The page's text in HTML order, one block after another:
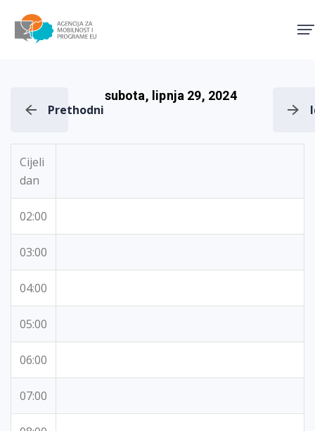
Prethodni
subota, lipnja 29, 2024
Cijeli
dan
02:00
03:00
04:00
05:00
06:00
07:00